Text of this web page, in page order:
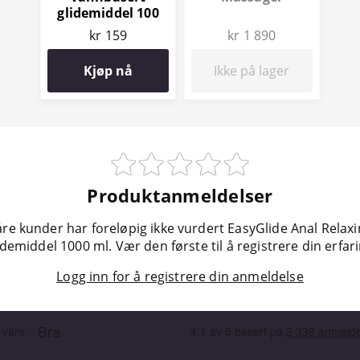
glidemiddel 100
ml
kr 159
Kjøp nå
kr 1 890
Ikke på lager
Produktanmeldelser
kunder har foreløpig ikke vurdert EasyGlide Anal
1000 ml. Vær den første til å registrere din
Logg inn for å registrere din anmeldelse